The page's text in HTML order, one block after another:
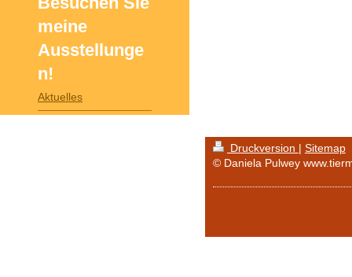
meine
Ausstellunge
n!
Aktuelles
Druckversion | Sitemap
© Daniela Pulwey